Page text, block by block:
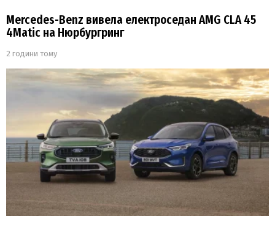
Mercedes-Benz вивела електроседан AMG CLA 45
4Matic на Нюрбургринг
2 години тому